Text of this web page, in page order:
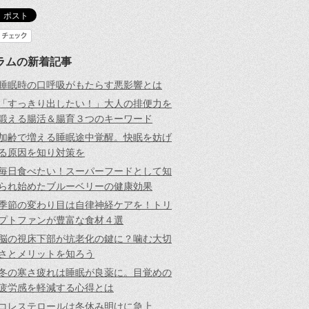
ムの新着記事
眠時の口呼吸がもたらす悪影響とは
すっきり出したい！」大人の排便力を
える腸活＆腸育３つのキーワード
齢で増える睡眠途中覚醒。快眠を妨げ
原因を知り対策を
日食べたい！スーパーフードとして知
れ始めたブルーベリーの健康効果
節の変わり目は自律神経ケアを！トリ
トファンが豊富な食材４選
の視床下部が抗老化の鍵に？噛む大切
とメリットを知ろう
の寒さ疲れは睡眠が良薬に。目覚めの
労感を軽減する心得とは
レステロールは冬休み明けに急上